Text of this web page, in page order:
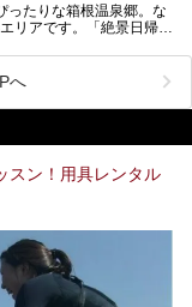
て紹介します。
て、最高のリフレッシュ
、村野藤吾が芦ノ湖の畔
こ。自家源泉の温泉や、
テルズワールドワイド
のPR記事です。
ったりな箱根温泉郷。な
リアです。「絶景日帰り
温泉。
畔蛸川温泉 龍宮殿」と
宮殿本館」の営業時間に
帯にも「龍宮殿本館」
帰り温泉 龍宮殿本館
しての「箱根 芦ノ湖畔
の両方の魅力をたっぷ
神社、箱根元宮と箱根の
トです。
へ
スン！用具レンタル